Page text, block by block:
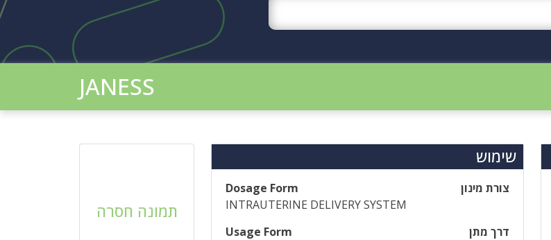
JANESS
שימוש
צורת מינון
Dosage Form
INTRAUTERINE DELIVERY SYSTEM
דרך מתן
Usage Form
תמונה חסרה